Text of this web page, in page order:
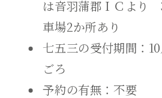
は音羽蒲郡ＩＣより
車場2か所あり
七五三の受付期間：
ごろ
予約の有無：不要